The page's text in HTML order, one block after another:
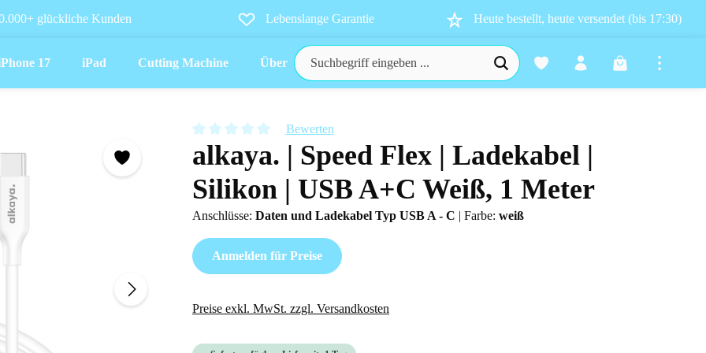
glückliche Kunden Lebenslange Garantie Heute bestellt, heute versendet (bis 17:30)
17 iPad Cutting Machine Über uns
Warenkorb
Durchschnittliche Bewertung von 0 von 5 Sternen
Bewerten
alkaya. | Speed Flex | Ladekabel |
Silikon | USB A+C Weiß, 1 Meter
Anschlüsse: Daten und Ladekabel Typ USB A - C | Farbe: weiß
Anmelden für Preise
Preise exkl. MwSt. zzgl. Versandkosten